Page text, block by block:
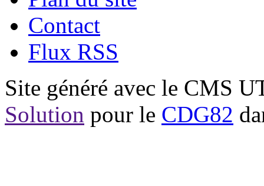
Contact
Flux RSS
Site généré avec le CMS
Solution pour le CDG82